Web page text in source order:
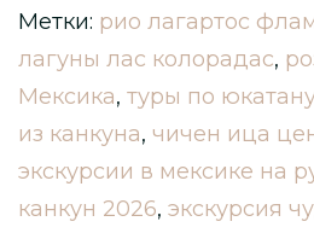
Метки: рио лагартос
лагуны лас колорадас,
Мексика, туры по
из канкуна, чичен ица
экскурсии в мексике на
канкун 2026, экскурсия